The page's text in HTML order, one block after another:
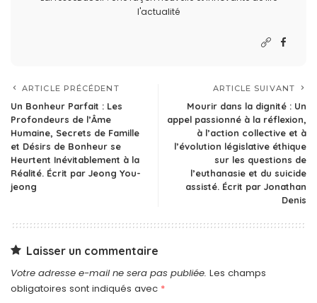
l'actualité
ARTICLE PRÉCÉDENT
Un Bonheur Parfait : Les
Profondeurs de l’Âme
Humaine, Secrets de Famille
et Désirs de Bonheur se
Heurtent Inévitablement à la
Réalité. Écrit par Jeong You-
jeong
ARTICLE SUIVANT
Mourir dans la dignité : Un
appel passionné à la réflexion,
à l’action collective et à
l’évolution législative éthique
sur les questions de
l’euthanasie et du suicide
assisté. Écrit par Jonathan
Denis
Laisser un commentaire
Votre adresse e-mail ne sera pas publiée. Les champs
obligatoires sont indiqués avec *